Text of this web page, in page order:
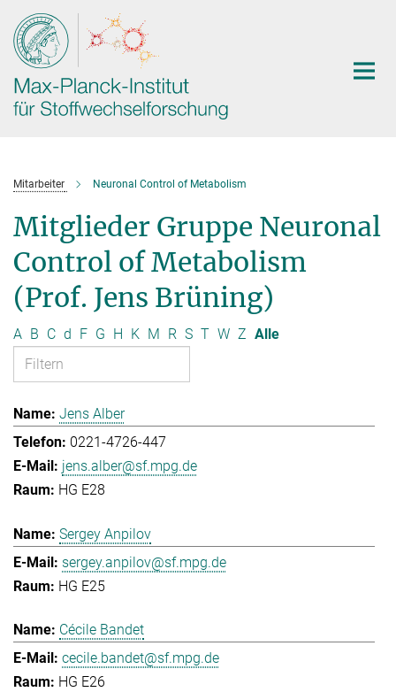
Hauptinhalt
Mitarbeiter Neuronal Control of Metabolism
Mitglieder Gruppe Neuronal
Control of Metabolism
(Prof. Jens Brüning)
A B C d F G H K M R S T W Z Alle
Jens Alber
0221-4726-447
jens.alber@sf.mpg.de
HG E28
Sergey Anpilov
sergey.anpilov@sf.mpg.de
HG E25
Cécile Bandet
cecile.bandet@sf.mpg.de
HG E26